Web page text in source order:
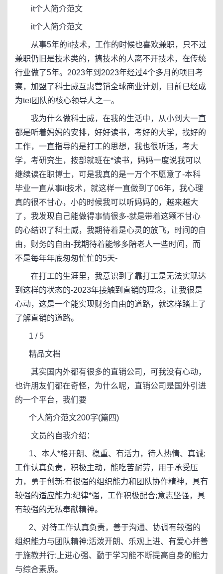
it个人简介范文
it个人简介范文
从事5年的it技术，工作的时候也喜欢兼职，只不过
兼职仍旧是技术类的，搞技术的人离不开技术，在传统
行业做了5年。2023年到2023年经过4个多月的项目考
察，加盟了科士威互惠营销全球商业计划，目前已经成
为tet团队的核心领导人之一。
我为什么做科士威，在我的生活中，从小到大一直
都是听着妈妈的安排，好好读书，考好的大学，找好的
工作，一直指导的是打工的思想，我也很听话，考大
学，考研究生，按部就班在*读书，妈妈一度说我可以
继续读在职博士，可是我真的是一万个不愿意了-本科
毕业一直从事it技术，就这样一直做到了06年，我心理
真的很不甘心，小的时候我可以听妈妈的，越来越大
了，我发现自己能做得事情很多-就是带着这颗不甘心
的心结识了科士威，我期待着是心灵的放飞，时间的自
由，财务的自由-我期待着能够多陪老人一些时间，而
不是每年年底匆匆忙忙的5天-
在打工的生涯里，我意识到了靠打工是无法实现达
到这样的状态的-2023年接触到直销的理念，让我很是
心动，这是一个能实现财务自由的道路，就这样踏上了
了解直销的道路。
1 / 5
精品文档
其实国内外都有很多的直销公司，可我没有心动，
也许朋友们都在奇怪，为什么呢，直销公司是国外引进
的一个平台，我们要
个人简介范文200字(篇四)
文员的自我介绍：
1、本人*格开朗、稳重、有活力，待人热情、真诚;
工作认真负责，积极主动，能吃苦耐劳，用于承受压
力，勇于创新;有很强的组织能力和团队协作精神，具有
较强的适应能力;纪律*强，工作积极配合;意志坚强，具
有较强的无私奉献精神。
2、对待工作认真负责，善于沟通、协调有较强的
组织能力与团队精神;活泼开朗、乐观上进、有爱心并善
于施教并行;上进心强、勤于学习能不断提高自身的能力
与综合素质。